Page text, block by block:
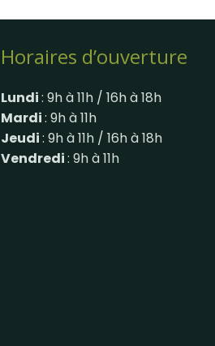
Horaires d’ouverture
Lundi: 9h à 11h / 16h à 18h
Mardi: 9h à 11h
Jeudi: 9h à 11h / 16h à 18h
Vendredi: 9h à 11h